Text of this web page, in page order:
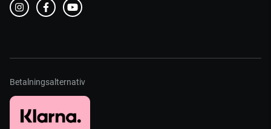
Betalningsalternativ